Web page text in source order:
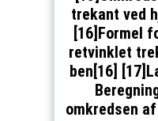
trekant ved
[16]Formel
retvinklet
ben[16]
omkredsen